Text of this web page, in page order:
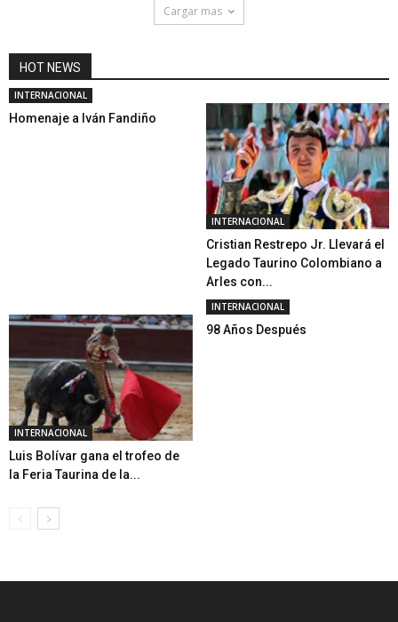
Cargar mas
HOT NEWS
INTERNACIONAL
Homenaje a Iván Fandiño
INTERNACIONAL
Cristian Restrepo Jr. Llevará el
Legado Taurino Colombiano a
Arles con...
INTERNACIONAL
Luis Bolívar gana el trofeo de
la Feria Taurina de la...
INTERNACIONAL
98 Años Después